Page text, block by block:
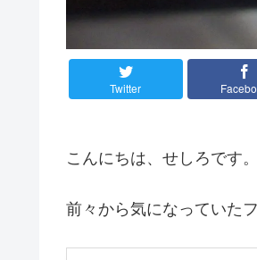
Twitter
こんにちは、せしろです。
前々から気になっていた